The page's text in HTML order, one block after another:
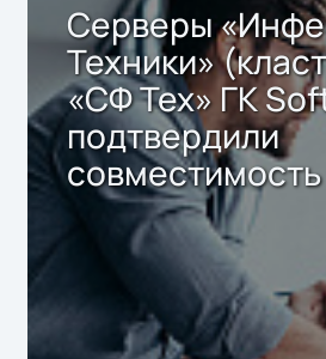
Серверы
Техники»
«СФ Тех» ГК
подтвердили
решением Sharx
Storage 2.x для
хранения